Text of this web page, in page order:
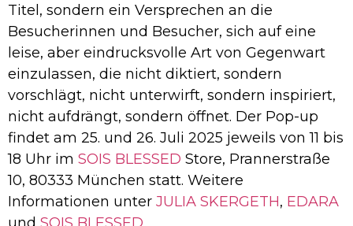
Titel, sondern ein Versprechen an die
Besucherinnen und Besucher, sich auf eine
leise, aber eindrucksvolle Art von Gegenwart
einzulassen, die nicht diktiert, sondern
vorschlägt, nicht unterwirft, sondern inspiriert,
nicht aufdrängt, sondern öffnet. Der Pop-up
findet am 25. und 26. Juli 2025 jeweils von 11 bis
18 Uhr im SOIS BLESSED Store, Prannerstraße
10, 80333 München statt. Weitere
Informationen unter JULIA SKERGETH, EDARA